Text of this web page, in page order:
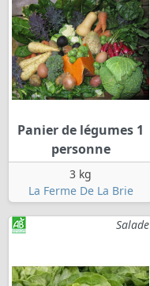
Panier de légumes 1
personne
3 kg
La Ferme De La Brie
Salade